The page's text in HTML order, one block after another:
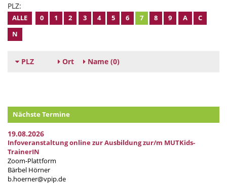
PLZ:
ALLE 0 1 2 3 4 5 6 7 8 9 A
C
N
PLZ Ort Name (0)
Nächste Termine
19.08.2026
Infoveranstaltung online zur Ausbildung zur/m MUTKids-
TrainerIN
Zoom-Plattform
Bärbel Hörner
b.hoerner@vpip.de